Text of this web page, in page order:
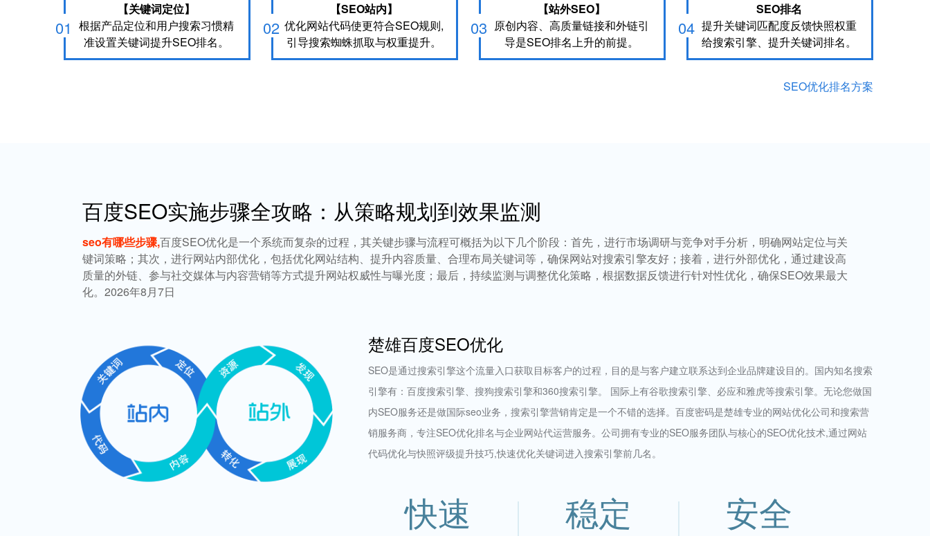
01
【关键词定位】
根据产品定位和用户搜索习惯精
准设置关键词提升SEO排名。
02
【SEO站内】
优化网站代码使更符合SEO规则,
引导搜索蜘蛛抓取与权重提升。
03
【站外SEO】
原创内容、高质量链接和外链引
导是SEO排名上升的前提。
04
SEO排名
提升关键词匹配度反馈快照权重
给搜索引擎、提升关键词排名。
SEO优化排名方案
百度SEO实施步骤全攻略：从策略规划到效果监测
seo有哪些步骤,百度SEO优化是一个系统而复杂的过程，其关键步骤与流程可概括为以下几个阶段：首先，进行市场调研与竞争对手分析，明确网站定位与关
键词策略；其次，进行网站内部优化，包括优化网站结构、提升内容质量、合理布局关键词等，确保网站对搜索引擎友好；接着，进行外部优化，通过建设高
质量的外链、参与社交媒体与内容营销等方式提升网站权威性与曝光度；最后，持续监测与调整优化策略，根据数据反馈进行针对性优化，确保SEO效果最大
化。2026年8月7日
楚雄百度SEO优化
SEO是通过搜索引擎这个流量入口获取目标客户的过程，目的是与客户建立联系达到企业品牌建设目的。国内知名搜索
引擎有：百度搜索引擎、搜狗搜索引擎和360搜索引擎。 国际上有谷歌搜索引擎、必应和雅虎等搜索引擎。无论您做国
内SEO服务还是做国际seo业务，搜索引擎营销肯定是一个不错的选择。百度密码是楚雄专业的网站优化公司和搜索营
销服务商，专注SEO优化排名与企业网站代运营服务。公司拥有专业的SEO服务团队与核心的SEO优化技术,通过网站
代码优化与快照评级提升技巧,快速优化关键词进入搜索引擎前几名。
快速 稳定 安全